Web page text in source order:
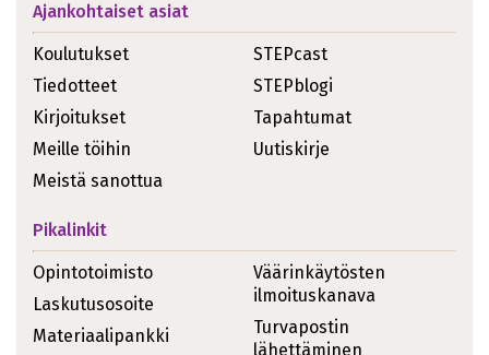
Ajankohtaiset asiat
Koulutukset
Tiedotteet
Kirjoitukset
Meille töihin
Meistä sanottua
STEPcast
STEPblogi
Tapahtumat
Uutiskirje
Pikalinkit
Opintotoimisto
Laskutusosoite
Materiaalipankki
Väärinkäytösten
ilmoituskanava
Turvapostin
lähettäminen